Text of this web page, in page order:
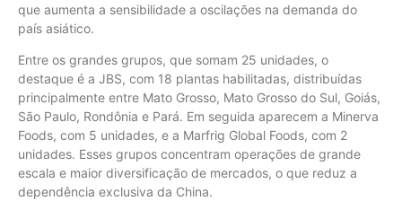
que aumenta a sensibilidade a oscilações na demanda do
país asiático.
Entre os grandes grupos, que somam 25 unidades, o
destaque é a JBS, com 18 plantas habilitadas, distribuídas
principalmente entre Mato Grosso, Mato Grosso do Sul, Goiás,
São Paulo, Rondônia e Pará. Em seguida aparecem a Minerva
Foods, com 5 unidades, e a Marfrig Global Foods, com 2
unidades. Esses grupos concentram operações de grande
escala e maior diversificação de mercados, o que reduz a
dependência exclusiva da China.